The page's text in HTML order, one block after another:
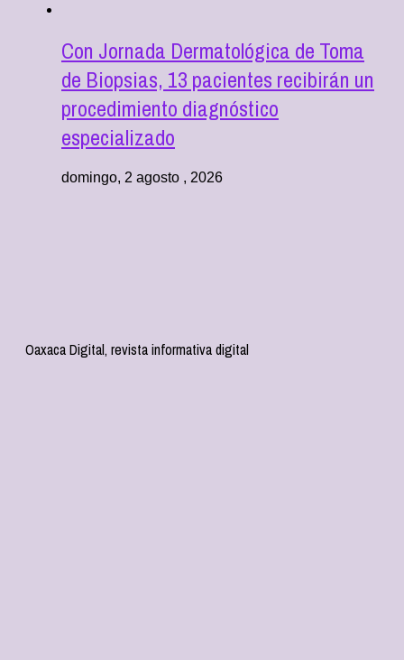
Con Jornada Dermatológica de Toma
de Biopsias, 13 pacientes recibirán un
procedimiento diagnóstico
especializado
domingo, 2 agosto , 2026
Oaxaca Digital, revista informativa digital